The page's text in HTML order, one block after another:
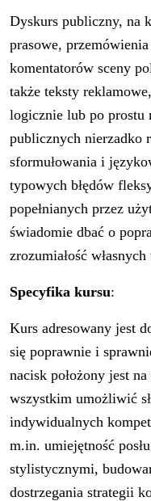
Dyskurs publiczny, na
prasowe,
komentatorów sceny
także teksty
logicznie lub po prostu
publicznych nierzadko
sformułowania i
typowych błędów
popełnianych przez
świadomie dbać o
zrozumiałość
Specyfika kursu:
Kurs adresowany jest
się poprawnie i
nacisk położony jest
wszystkim umożliwić
indywidualnych
m.in. umiejętność
stylistycznymi,
dostrzegania strategii